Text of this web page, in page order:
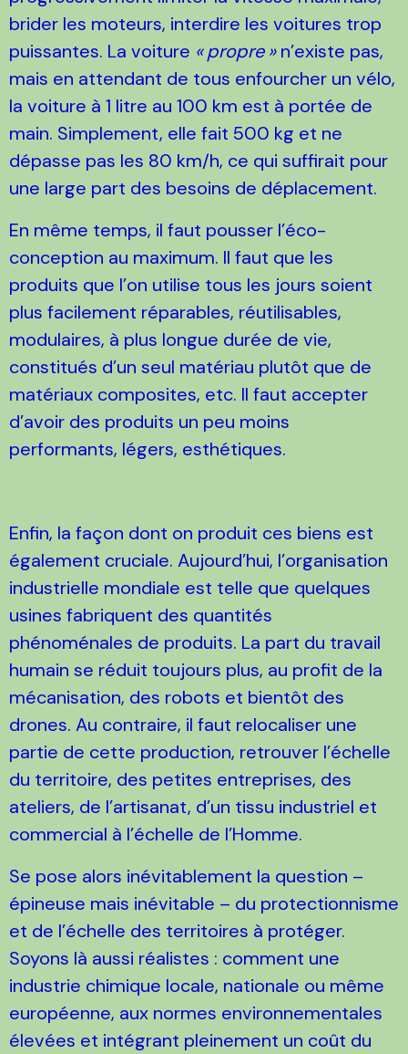
brider les moteurs, interdire les voitures trop
puissantes. La voiture «propre »n’existe pas,
mais en attendant de tous enfourcher un vélo,
la voiture à 1 litre au 100 km est à portée de
main. Simplement, elle fait 500 kg et ne
dépasse pas les 80 km/h, ce qui suffirait pour
une large part des besoins de déplacement.
En même temps, il faut pousser l’éco-
conception au maximum. Il faut que les
produits que l’on utilise tous les jours soient
plus facilement réparables, réutilisables,
modulaires, à plus longue durée de vie,
constitués d’un seul matériau plutôt que de
matériaux composites, etc. Il faut accepter
d’avoir des produits un peu moins
performants, légers, esthétiques.
Enfin, la façon dont on produit ces biens est
également cruciale. Aujourd’hui, l’organisation
industrielle mondiale est telle que quelques
usines fabriquent des quantités
phénoménales de produits. La part du travail
humain se réduit toujours plus, au profit de la
mécanisation, des robots et bientôt des
drones. Au contraire, il faut relocaliser une
partie de cette production, retrouver l’échelle
du territoire, des petites entreprises, des
ateliers, de l’artisanat, d’un tissu industriel et
commercial à l’échelle de l’Homme.
Se pose alors inévitablement la question –
épineuse mais inévitable – du protectionnisme
et de l’échelle des territoires à protéger.
Soyons là aussi réalistes : comment une
industrie chimique locale, nationale ou même
européenne, aux normes environnementales
élevées et intégrant pleinement un coût du